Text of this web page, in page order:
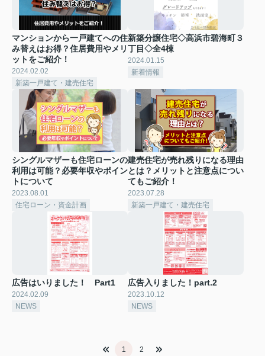
マンションから一戸建てへの住
み替えはお得？住居費用やメリ
ットをご紹介！
2024.02.02
新築一戸建て・建売住宅
新築分譲住宅◇高浜市碧海町３
丁目◇全4棟
2024.01.15
新着情報
シングルマザーも住宅ローンの
利用は可能？必要年収やポイン
トについて
2023.08.01
住宅ローン・資金計画
建売住宅が売れ残りになる理由
とは？メリットと注意点につい
てもご紹介！
2023.07.28
新築一戸建て・建売住宅
広告はいりました！ Part1
2024.02.09
NEWS
広告入りました！part.2
2023.10.12
NEWS
1 2